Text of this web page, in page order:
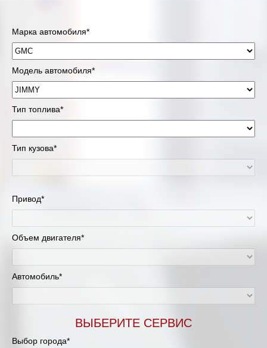
Марка автомобиля*
Модель автомобиля*
Тип топлива*
Тип кузова*
Привод*
Объем двигателя*
Автомобиль*
ВЫБЕРИТЕ СЕРВИС
Выбор города*